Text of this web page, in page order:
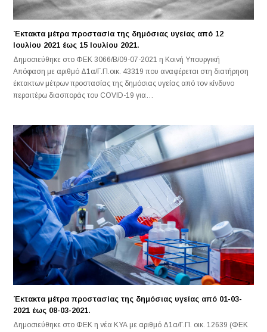
Έκτακτα μέτρα προστασία της δημόσιας υγείας από 12
Ιουλίου 2021 έως 15 Ιουλίου 2021.
Δημοσιεύθηκε στο ΦΕΚ 3066/Β/09-07-2021 η Κοινή Υπουργική
Απόφαση με αριθμό Δ1α/Γ.Π.οικ. 43319 που αναφέρεται στη διατήρηση
έκτακτων μέτρων προστασίας της δημόσιας υγείας από τον κίνδυνο
περαιτέρω διασποράς του COVID-19 για…
Έκτακτα μέτρα προστασίας της δημόσιας υγείας από 01-03-
2021 έως 08-03-2021.
Δημοσιεύθηκε στο ΦΕΚ η νέα ΚΥΑ με αριθμό Δ1α/Γ.Π. οικ. 12639 (ΦΕΚ